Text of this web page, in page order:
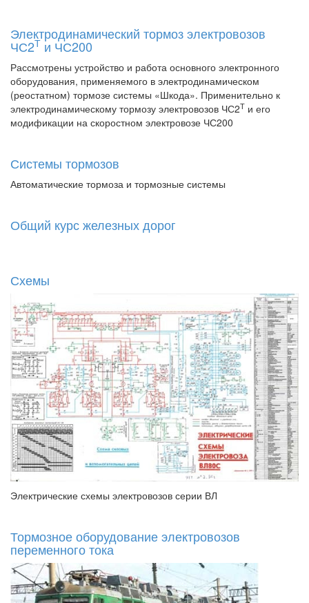
Электродинамический тормоз электровозов
ЧС2Т и ЧС200
Рассмотрены устройство и работа основного электронного
оборудования, применяемого в электродинамическом
(реостатном) тормозе системы «Шкода». Применительно к
электродинамическому тормозу электровозов ЧС2Т и его
модификации на скоростном электровозе ЧС200
Системы тормозов
Автоматические тормоза и тормозные системы
Общий курс железных дорог
Схемы
Электрические схемы электровозов серии ВЛ
Тормозное оборудование электровозов
переменного тока